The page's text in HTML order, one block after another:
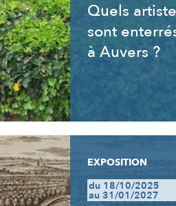
Quels
sont
à Auvers ?
EXPOSITION
du 18/10/2025
au 31/01/2027